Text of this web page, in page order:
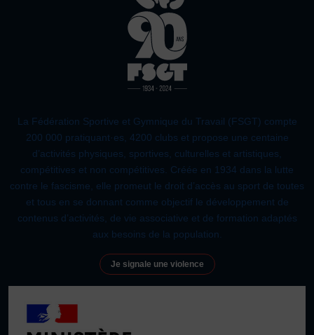
La Fédération Sportive et Gymnique du Travail (FSGT) compte
200 000 pratiquant·es, 4200 clubs et propose une centaine
d’activités physiques, sportives, culturelles et artistiques,
compétitives et non compétitives. Créée en 1934 dans la lutte
contre le fascisme, elle promeut le droit d’accès au sport de toutes
et tous en se donnant comme objectif le développement de
contenus d’activités, de vie associative et de formation adaptés
aux besoins de la population.
Je signale une violence